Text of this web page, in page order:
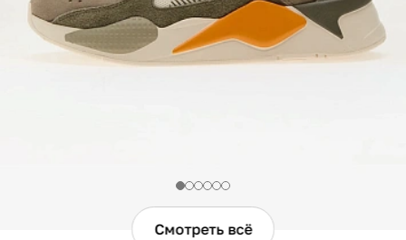
Смотреть всё